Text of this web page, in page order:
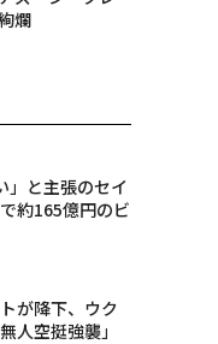
爛
」と主張のセイ
約165億円のビ
が降下、ウク
人空挺強襲」